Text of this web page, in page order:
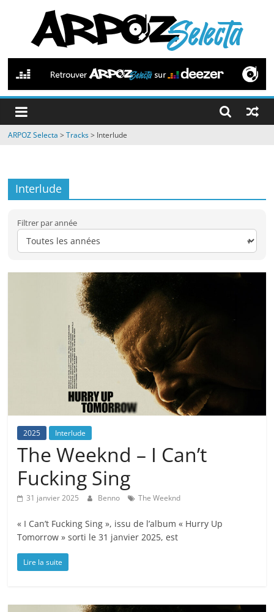
contenu
ARPOZ
Selecta
by
ARPOZ
ARPOZ Selecta >Tracks> Interlude
Interlude
Filtrer par année
2025 Interlude
The Weeknd – I Can’t
Fucking Sing
31 janvier 2025 Benno The Weeknd
« I Can’t Fucking Sing », issu de l’album « Hurry Up
Tomorrow » sorti le 31 janvier 2025, est
Lire la suite